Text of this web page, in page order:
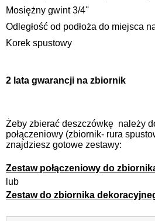
Mosiężny gwint 3/4''
Odległość od podłoża do miejsca
Korek spustowy
2 lata gwarancji na zbiornik
Żeby zbierać deszczówkę należy
połączeniowy (zbiornik- rura
znajdziesz gotowe zestawy:
Zestaw połączeniowy do
lub
Zestaw do zbiornika